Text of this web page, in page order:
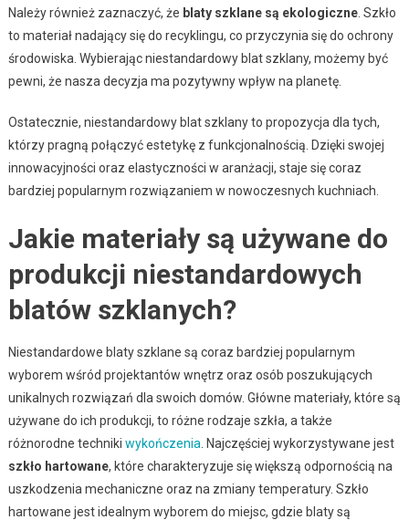
Należy również zaznaczyć, że blaty szklane są ekologiczne. Szkło
to materiał nadający się do recyklingu, co przyczynia się do ochrony
środowiska. Wybierając niestandardowy blat szklany, możemy być
pewni, że nasza decyzja ma pozytywny wpływ na planetę.
Ostatecznie, niestandardowy blat szklany to propozycja dla tych,
którzy pragną połączyć estetykę z funkcjonalnością. Dzięki swojej
innowacyjności oraz elastyczności w aranżacji, staje się coraz
bardziej popularnym rozwiązaniem w nowoczesnych kuchniach.
Jakie materiały są używane do
produkcji niestandardowych
blatów szklanych?
Niestandardowe blaty szklane są coraz bardziej popularnym
wyborem wśród projektantów wnętrz oraz osób poszukujących
unikalnych rozwiązań dla swoich domów. Główne materiały, które są
używane do ich produkcji, to różne rodzaje szkła, a także
różnorodne techniki wykończenia . Najczęściej wykorzystywane jest
szkło hartowane, które charakteryzuje się większą odpornością na
uszkodzenia mechaniczne oraz na zmiany temperatury. Szkło
hartowane jest idealnym wyborem do miejsc, gdzie blaty są